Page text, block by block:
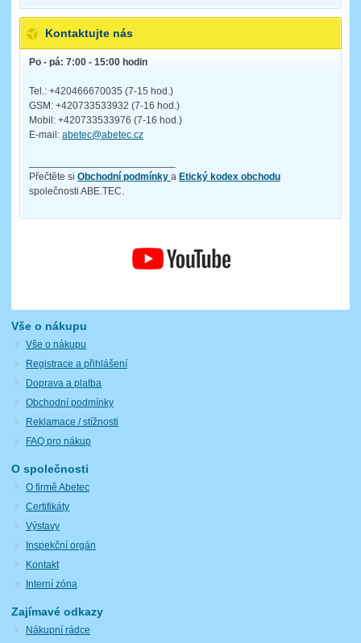
Kontaktujte nás
Po - pá: 7:00 - 15:00 hodin
Tel.: +420466670035 (7-15 hod.)
GSM: +420733533932 (7-16 hod.)
Mobil: +420733533976 (7-16 hod.)
E-mail: abetec@abetec.cz
Přečtěte si Obchodní podmínky a Etický kodex obchodu
společnosti ABE.TEC.
Vše o nákupu
Vše o nákupu
Registrace a přihlášení
Doprava a platba
Obchodní podmínky
Reklamace / stížnosti
FAQ pro nákup
O společnosti
O firmě Abetec
Certifikáty
Výstavy
Inspekční orgán
Kontakt
Interní zóna
Zajímavé odkazy
Nákupní rádce